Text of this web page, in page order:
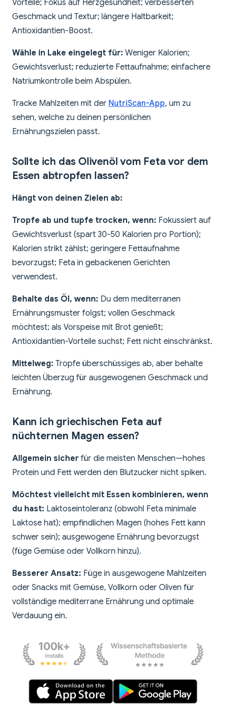
Vorteile; Fokus auf Herzgesundheit; verbesserten
Geschmack und Textur; längere Haltbarkeit;
Antioxidantien-Boost.
Wähle in Lake eingelegt für: Weniger Kalorien;
Gewichtsverlust; reduzierte Fettaufnahme; einfachere
Natriumkontrolle beim Abspülen.
Tracke Mahlzeiten mit der NutriScan-App, um zu
sehen, welche zu deinen persönlichen
Ernährungszielen passt.
Sollte ich das Olivenöl vom Feta vor dem
Essen abtropfen lassen?
Hängt von deinen Zielen ab:
Tropfe ab und tupfe trocken, wenn: Fokussiert auf
Gewichtsverlust (spart 30-50 Kalorien pro Portion);
Kalorien strikt zählst; geringere Fettaufnahme
bevorzugst; Feta in gebackenen Gerichten
verwendest.
Behalte das Öl, wenn: Du dem mediterranen
Ernährungsmuster folgst; vollen Geschmack
möchtest; als Vorspeise mit Brot genießt;
Antioxidantien-Vorteile suchst; Fett nicht einschränkst.
Mittelweg: Tropfe überschüssiges ab, aber behalte
leichten Überzug für ausgewogenen Geschmack und
Ernährung.
Kann ich griechischen Feta auf
nüchternen Magen essen?
Allgemein sicher für die meisten Menschen—hohes
Protein und Fett werden den Blutzucker nicht spiken.
Möchtest vielleicht mit Essen kombinieren, wenn
du hast: Laktoseintoleranz (obwohl Feta minimale
Laktose hat); empfindlichen Magen (hohes Fett kann
schwer sein); ausgewogene Ernährung bevorzugst
(füge Gemüse oder Vollkorn hinzu).
Besserer Ansatz: Füge in ausgewogene Mahlzeiten
oder Snacks mit Gemüse, Vollkorn oder Oliven für
vollständige mediterrane Ernährung und optimale
Verdauung ein.